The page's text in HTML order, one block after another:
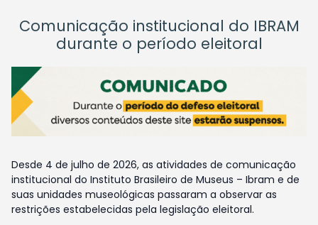
Comunicação institucional do IBRAM
durante o período eleitoral
Desde 4 de julho de 2026, as atividades de comunicação
institucional do Instituto Brasileiro de Museus – Ibram e de
suas unidades museológicas passaram a observar as
restrições estabelecidas pela legislação eleitoral.